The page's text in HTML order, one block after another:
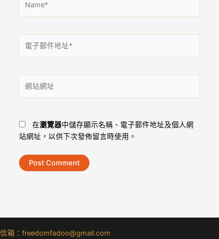
子
件
地
址
站
在瀏覽器中儲存顯示名稱、電子郵件地址及個人網
站網址，以供下次發佈留言時使用。
信箱：freedomfadoo@gmail.com